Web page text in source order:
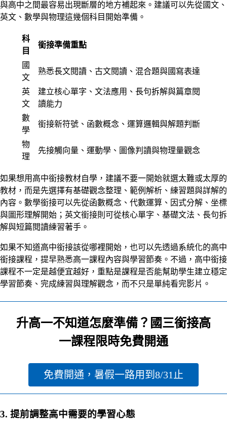
與高中之間最容易出現斷層的地方補起來。建議可以先從國文、
英文、數學與物理這幾個科目開始準備。
科
目
銜接準備重點
國
文
熟悉長文閱讀、古文閱讀、混合題與國寫表達
英
文
建立核心單字、文法應用、長句拆解與篇章閱
讀能力
數
學
銜接新符號、函數概念、運算邏輯與解題判斷
物
理
先接觸向量、運動學、圖像判讀與物理量觀念
如果想用高中銜接教材自學，建議不要一開始就選太難或太厚的
教材，而是先選擇有基礎觀念整理、範例解析、練習題與詳解的
內容。數學銜接可以先從函數概念、代數運算、因式分解、坐標
與圖形理解開始；英文銜接則可從核心單字、基礎文法、長句拆
解與短篇閱讀練習著手。
如果不知道高中銜接該從哪裡開始，也可以先透過系統化的高中
銜接課程，提早熟悉高一課程內容與學習節奏。不過，高中銜接
課程不一定是越便宜越好，重點是課程是否能幫助學生建立穩定
學習節奏、完成練習與理解觀念，而不只是單純看完影片。
升高一不知道怎麼準備？國三銜接高
一課程限時免費開通
免費開通，暑假一路用到8/31止
3. 提前調整高中需要的學習心態